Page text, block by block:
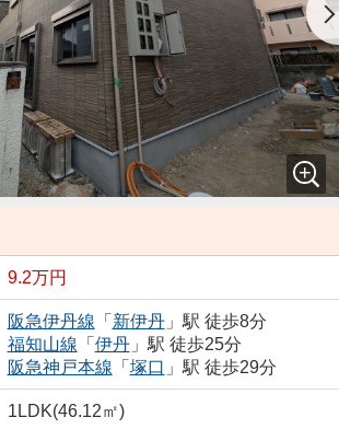
9.2万円
阪急伊丹線 「 新伊丹」駅 徒歩8分
福知山線 「 伊丹」駅 徒歩25分
阪急神戸本線 「 塚口 」駅 徒歩29分
1LDK(46.12㎡)